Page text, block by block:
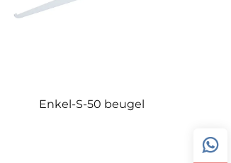
Enkel-S-50 beugel